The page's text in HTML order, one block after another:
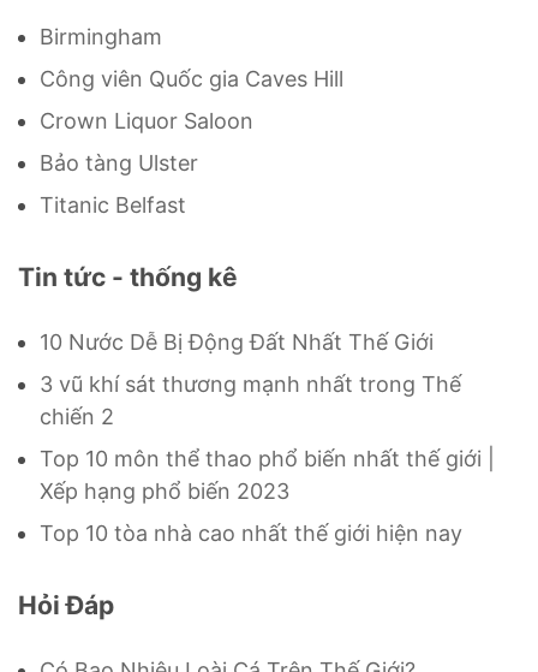
Birmingham
Công viên Quốc gia Caves Hill
Crown Liquor Saloon
Bảo tàng Ulster
Titanic Belfast
Tin tức - thống kê
10 Nước Dễ Bị Động Đất Nhất Thế Giới
3 vũ khí sát thương mạnh nhất trong Thế
chiến 2
Top 10 môn thể thao phổ biến nhất thế giới |
Xếp hạng phổ biến 2023
Top 10 tòa nhà cao nhất thế giới hiện nay
Hỏi Đáp